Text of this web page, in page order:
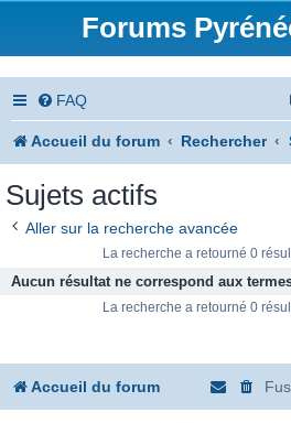
Forums
FAQ
Accueil du forum Rechercher
Sujets actifs
Aller sur la recherche avancée
La recherche a retourné 0
Aucun résultat ne correspond aux
La recherche a retourné 0
Accueil du forum